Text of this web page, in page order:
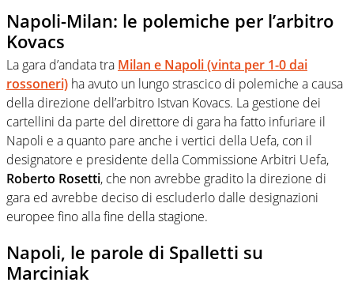
Napoli-Milan: le polemiche per l’arbitro
Kovacs
La gara d’andata tra Milan e Napoli (vinta per 1-0 dai
rossoneri) ha avuto un lungo strascico di polemiche a causa
della direzione dell’arbitro Istvan Kovacs. La gestione dei
cartellini da parte del direttore di gara ha fatto infuriare il
Napoli e a quanto pare anche i vertici della Uefa, con il
designatore e presidente della Commissione Arbitri Uefa,
Roberto Rosetti, che non avrebbe gradito la direzione di
gara ed avrebbe deciso di escluderlo dalle designazioni
europee fino alla fine della stagione.
Napoli, le parole di Spalletti su
Marciniak